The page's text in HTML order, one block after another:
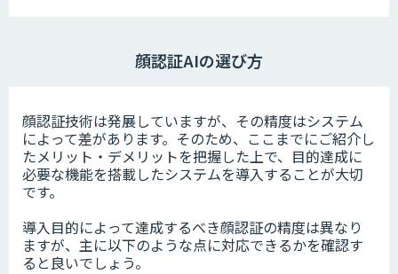
顔認証AIの選び方
顔認証技術は発展していますが、その精度はシステム
によって差があります。そのため、ここまでにご紹介し
たメリット・デメリットを把握した上で、目的達成に
必要な機能を搭載したシステムを導入することが大切
です。
導入目的によって達成するべき顔認証の精度は異なり
ますが、主に以下のような点に対応できるかを確認す
ると良いでしょう。